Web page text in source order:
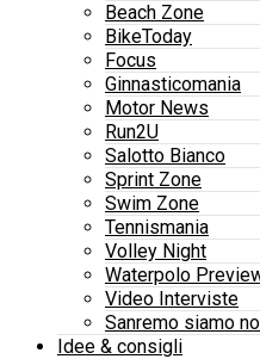
Beach Zone
BikeToday
Focus
Ginnasticomania
Motor News
Run2U
Salotto Bianco
Sprint Zone
Swim Zone
Tennismania
Volley Night
Waterpolo
Video Interviste
Sanremo siamo
Idee & consigli